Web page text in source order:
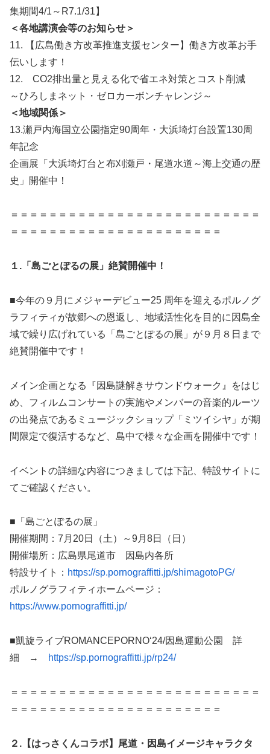
集期間4/1～R7.1/31】
＜各地講演会等のお知らせ＞
11. 【広島働き方改革推進支援センター】働き方改革お手
伝いします！
12. CO2排出量と見える化で省エネ対策とコスト削減
～ひろしまネット・ゼロカーボンチャレンジ～
＜地域関係＞
13.瀬戸内海国立公園指定90周年・大浜埼灯台設置130周
年記念
企画展「大浜埼灯台と布刈瀬戸・尾道水道～海上交通の歴
史」開催中！
＝＝＝＝＝＝＝＝＝＝＝＝＝＝＝＝＝＝＝＝＝＝＝＝＝＝
＝＝＝＝＝＝＝＝＝＝＝＝＝＝＝＝＝＝＝＝＝＝
１.「島ごとぽるの展」絶賛開催中！
■今年の９月にメジャーデビュー25 周年を迎えるポルノグ
ラフィティが故郷への恩返し、地域活性化を目的に因島全
域で繰り広げれている「島ごとぽるの展」が９月８日まで
絶賛開催中です！
メイン企画となる『因島謎解きサウンドウォーク』をはじ
め、フィルムコンサートの実施やメンバーの音楽的ルーツ
の出発点であるミュージックショップ「ミツイシヤ」が期
間限定で復活するなど、島中で様々な企画を開催中です！
イベントの詳細な内容につきましては下記、特設サイトに
てご確認ください。
■「島ごとぽるの展」
開催期間：7月20日（土）～9月8日（日）
開催場所：広島県尾道市 因島内各所
特設サイト： https://sp.pornograffitti.jp/shimagotoPG/
ポルノグラフィティホームページ：
https://www.pornograffitti.jp/
■凱旋ライブROMANCEPORNO‘24/因島運動公園 詳
細 →
https://sp.pornograffitti.jp/rp24/
＝＝＝＝＝＝＝＝＝＝＝＝＝＝＝＝＝＝＝＝＝＝＝＝＝＝
＝＝＝＝＝＝＝＝＝＝＝＝＝＝＝＝＝＝＝＝＝＝
２.【はっさくんコラボ】尾道・因島イメージキャラクタ